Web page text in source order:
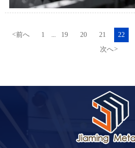
<前へ 1 19 20 21 22
次へ>